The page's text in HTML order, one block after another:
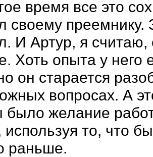
время все это
своему преемнику.
И Артур, я считаю,
Хоть опыта у него
он старается
вопросах. А
было желание
используя то, что
раньше.